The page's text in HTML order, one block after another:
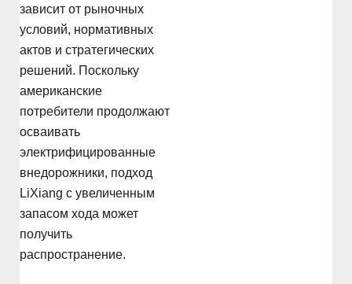
зависит от рыночных
условий, нормативных
актов и стратегических
решений. Поскольку
американские
потребители продолжают
осваивать
электрифицированные
внедорожники, подход
LiXiang с увеличенным
запасом хода может
получить
распространение.